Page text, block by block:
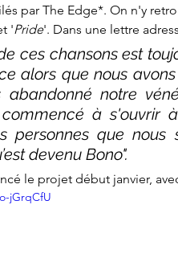
par The Edge*. On n'y
'Pride'. Dans une lettre
de ces chansons est
alors que nous
abandonné notre
à s'ouvrir
personnes que
devenu Bono".
le projet début janvier,
jGrqCfU